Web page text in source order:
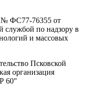
ФС77-76355 от
службой по надзору в
и массовых
Псковской
организация
60"